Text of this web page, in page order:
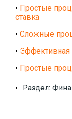
• Простые
ставка
• Сложные
• Эффективная
• Простые
• Раздел: